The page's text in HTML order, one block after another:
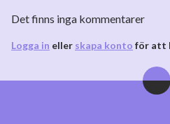
Det finns inga kommentarer
Logga in eller skapa konto för att